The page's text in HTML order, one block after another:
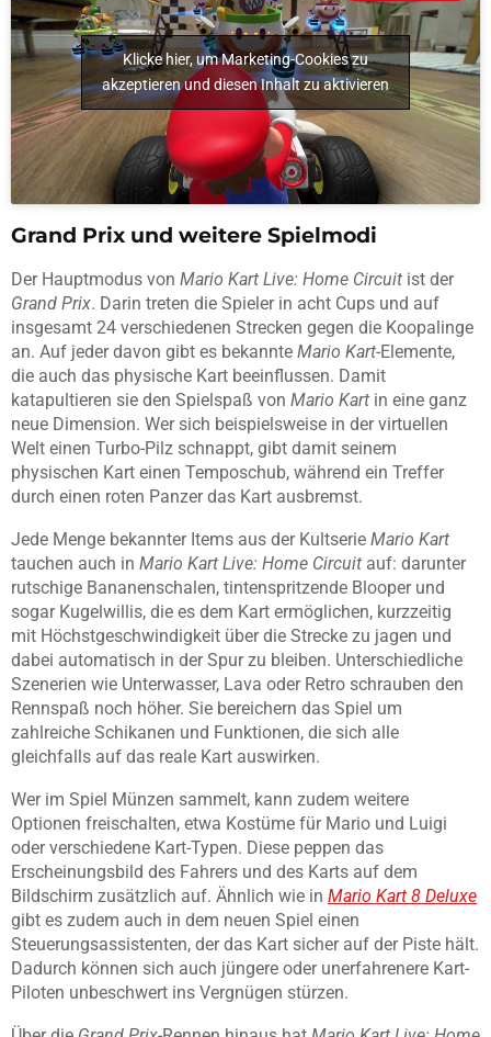
Klicke hier, um Marketing-Cookies zu
akzeptieren und diesen Inhalt zu aktivieren
Grand Prix und weitere Spielmodi
Der Hauptmodus von Mario Kart Live: Home Circuit ist der
Grand Prix. Darin treten die Spieler in acht Cups und auf
insgesamt 24 verschiedenen Strecken gegen die Koopalinge
an. Auf jeder davon gibt es bekannte Mario Kart-Elemente,
die auch das physische Kart beeinflussen. Damit
katapultieren sie den Spielspaß von Mario Kart in eine ganz
neue Dimension. Wer sich beispielsweise in der virtuellen
Welt einen Turbo-Pilz schnappt, gibt damit seinem
physischen Kart einen Temposchub, während ein Treffer
durch einen roten Panzer das Kart ausbremst.
Jede Menge bekannter Items aus der Kultserie Mario Kart
tauchen auch in Mario Kart Live: Home Circuit auf: darunter
rutschige Bananenschalen, tintenspritzende Blooper und
sogar Kugelwillis, die es dem Kart ermöglichen, kurzzeitig
mit Höchstgeschwindigkeit über die Strecke zu jagen und
dabei automatisch in der Spur zu bleiben. Unterschiedliche
Szenerien wie Unterwasser, Lava oder Retro schrauben den
Rennspaß noch höher. Sie bereichern das Spiel um
zahlreiche Schikanen und Funktionen, die sich alle
gleichfalls auf das reale Kart auswirken.
Wer im Spiel Münzen sammelt, kann zudem weitere
Optionen freischalten, etwa Kostüme für Mario und Luigi
oder verschiedene Kart-Typen. Diese peppen das
Erscheinungsbild des Fahrers und des Karts auf dem
Bildschirm zusätzlich auf. Ähnlich wie in Mario Kart 8 Deluxe
gibt es zudem auch in dem neuen Spiel einen
Steuerungsassistenten, der das Kart sicher auf der Piste hält.
Dadurch können sich auch jüngere oder unerfahrenere Kart-
Piloten unbeschwert ins Vergnügen stürzen.